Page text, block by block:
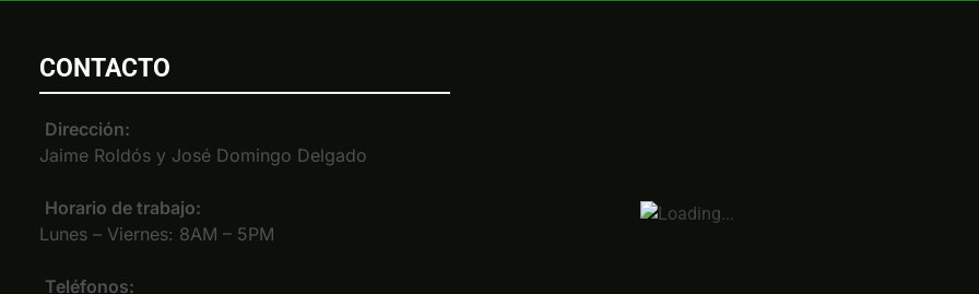
CONTACTO
Dirección:
Jaime Roldós y José Domingo Delgado
Horario de trabajo:
Lunes – Viernes: 8AM – 5PM
Teléfonos: